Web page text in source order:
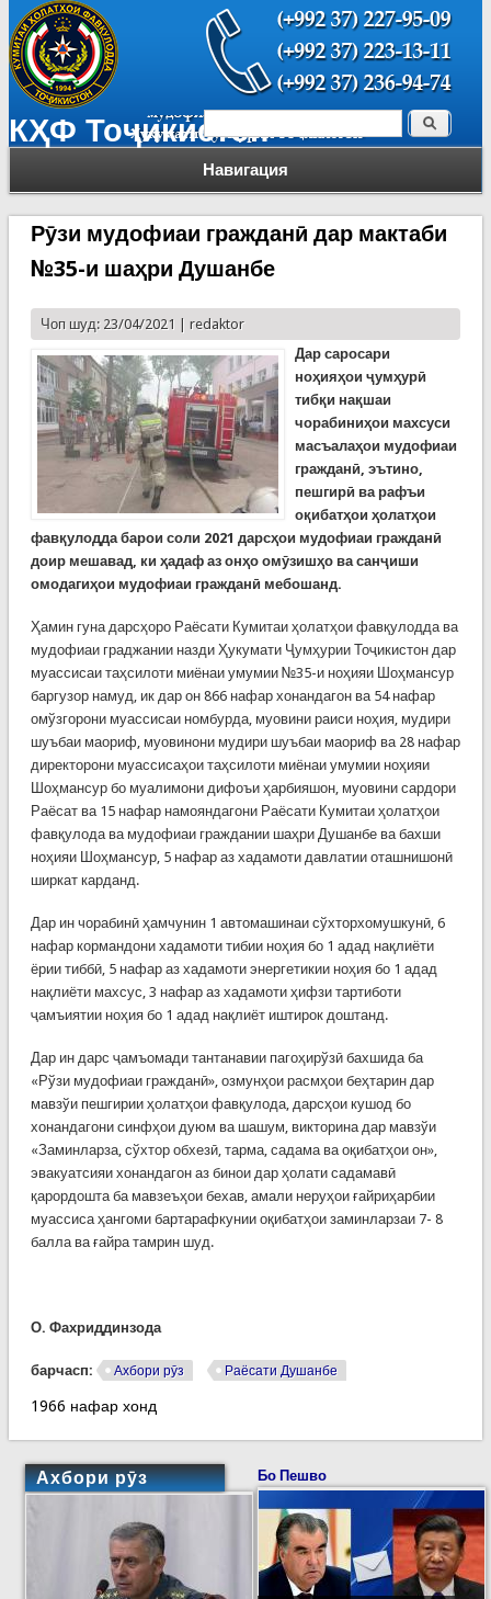
КҲФ Тоҷикистон
Навигация
Форма поиска Поиск
Рӯзи мудофиаи гражданӣ дар мактаби
№35-и шаҳри Душанбе
Чоп шуд: 23/04/2021 | redaktor
Дар саросари
ноҳияҳои ҷумҳурӣ
тибқи нақшаи
чорабиниҳои махсуси
масъалаҳои мудофиаи
гражданӣ, эътино,
пешгирӣ ва рафъи
оқибатҳои ҳолатҳои
фавқулодда барои соли 2021 дарсҳои мудофиаи гражданӣ
доир мешавад, ки ҳадаф аз онҳо омӯзишҳо ва санҷиши
омодагиҳои мудофиаи гражданӣ мебошанд.
Ҳамин гуна дарсҳоро Раёсати Кумитаи ҳолатҳои фавқулодда ва
мудофиаи граджании назди Ҳукумати Ҷумҳурии Тоҷикистон дар
муассисаи таҳсилоти миёнаи умумии №35-и ноҳияи Шоҳмансур
баргузор намуд, ик дар он 866 нафар хонандагон ва 54 нафар
омўзгорони муассисаи номбурда, муовини раиси ноҳия, мудири
шуъбаи маориф, муовинони мудири шуъбаи маориф ва 28 нафар
директорони муассисаҳои таҳсилоти миёнаи умумии ноҳияи
Шоҳмансур бо муалимони дифоъи ҳарбияшон, муовини сардори
Раёсат ва 15 нафар намояндагони Раёсати Кумитаи ҳолатҳои
фавқулода ва мудофиаи граждании шаҳри Душанбе ва бахши
ноҳияи Шоҳмансур, 5 нафар аз хадамоти давлатии оташнишонӣ
ширкат карданд.
Дар ин чорабинӣ ҳамчунин 1 автомашинаи сўхторхомушкунӣ, 6
нафар кормандони хадамоти тибии ноҳия бо 1 адад нақлиёти
ёрии тиббӣ, 5 нафар аз хадамоти энергетикии ноҳия бо 1 адад
нақлиёти махсус, 3 нафар аз хадамоти ҳифзи тартиботи
ҷамъиятии ноҳия бо 1 адад нақлиёт иштирок доштанд.
Дар ин дарс ҷамъомади тантанавии пагоҳирўзӣ бахшида ба
«Рўзи мудофиаи гражданӣ», озмунҳои расмҳои беҳтарин дар
мавзўи пешгирии ҳолатҳои фавқулода, дарсҳои кушод бо
хонандагони синфҳои дуюм ва шашум, викторина дар мавзўи
«Заминларза, сўхтор обхезӣ, тарма, садама ва оқибатҳои он»,
эвакуатсияи хонандагон аз бинои дар ҳолати садамавӣ
қарордошта ба мавзеъҳои бехав, амали неруҳои ғайриҳарбии
муассиса ҳангоми бартарафкунии оқибатҳои заминларзаи 7- 8
балла ва ғайра тамрин шуд.
О. Фахриддинзода
барчасп: Ахбори рӯз Раёсати Душанбе
1966 нафар хонд
Ахбори рӯз Бо Пешво